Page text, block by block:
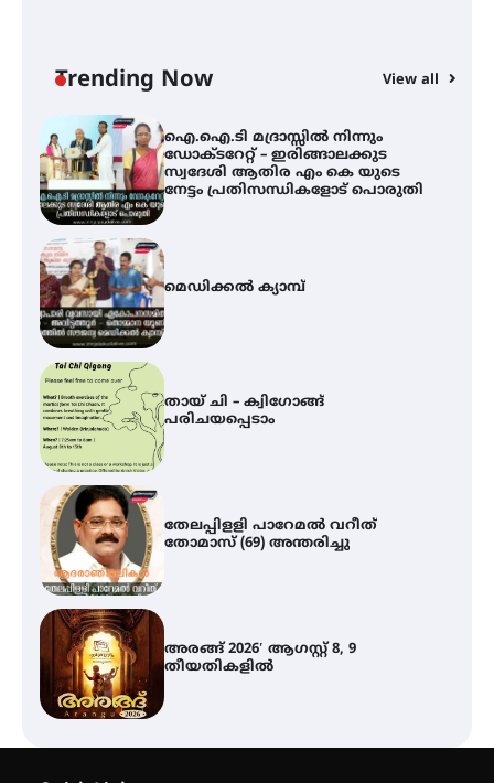
Trending Now View all
നേട്ടം പ്രതിസന്ധികളോട് പൊരുതി
മെഡിക്കൽ ക്യാമ്പ്
തായ് ചി – ക്വിഗോങ്ങ്
പരിചയപ്പെടാം
തേലപ്പിളളി പാറേമൽ വറീത്
തോമാസ് (69) അന്തരിച്ചു
അരങ്ങ് 2026′ ആഗസ്റ്റ് 8, 9
തീയതികളിൽ
ഇടത്തരം മഴയ്ക്കും കാറ്റിനും
സാധ്യത ഇരിങ്ങാലക്കുടയിൽ 4.4
മില്ലി മീറ്റർ മഴ ലഭിച്ചു